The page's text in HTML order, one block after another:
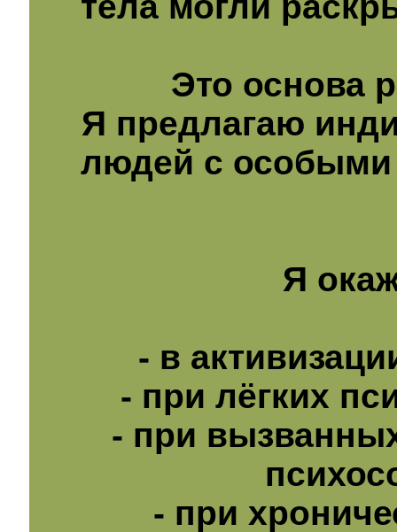
Это основа
Я предлагаю
людей с особыми
Я
- в
- при лёгких
- при
- при